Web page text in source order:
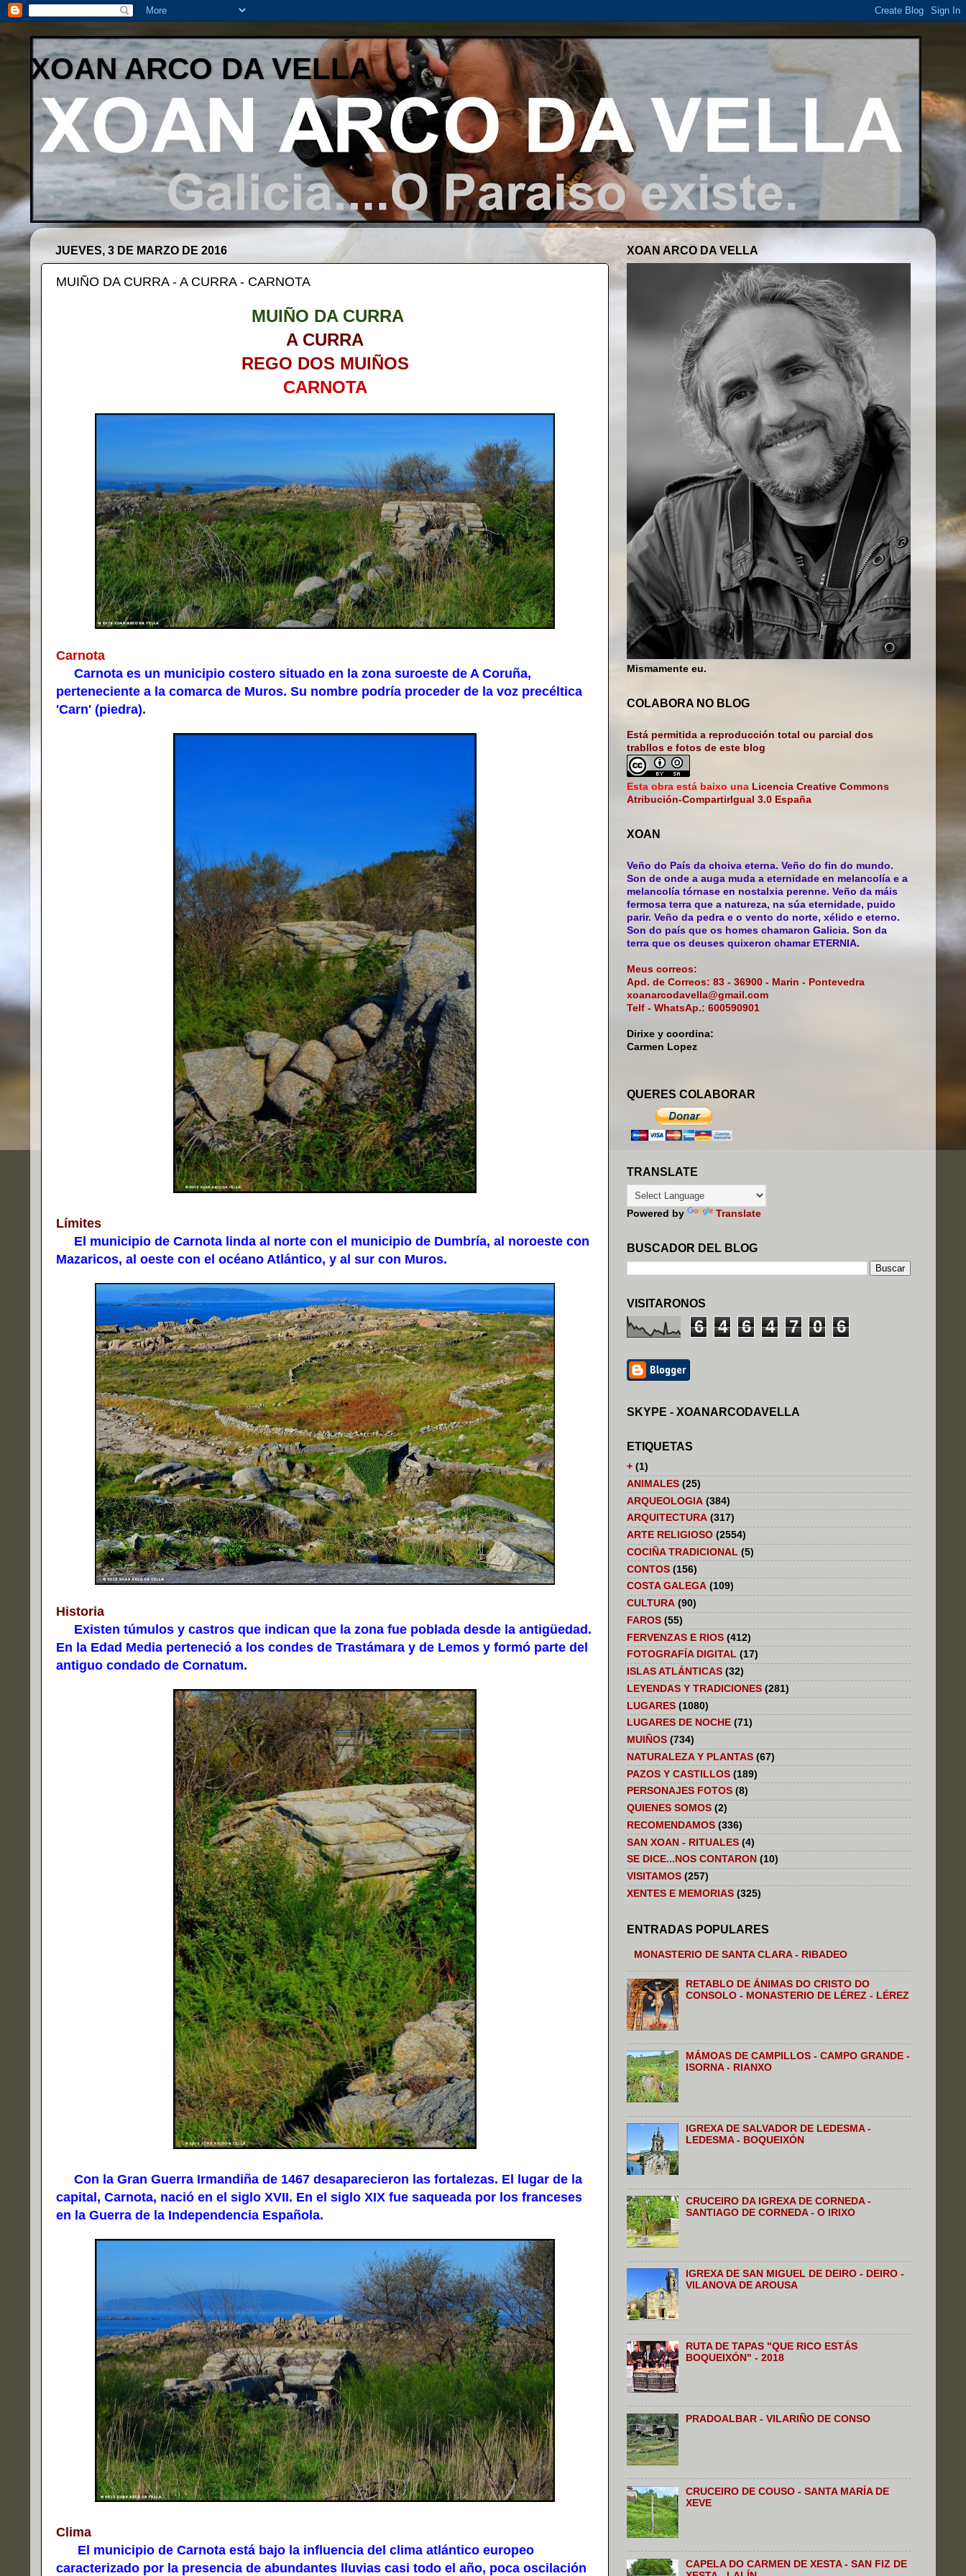
XOAN ARCO DA VELLA
JUEVES, 3 DE MARZO DE 2016
MUIÑO DA CURRA - A CURRA - CARNOTA
MUIÑO DA CURRA
A CURRA
REGO DOS MUIÑOS
CARNOTA
Carnota
Carnota es un municipio costero situado en la zona suroeste de A Coruña,
perteneciente a la comarca de Muros. Su nombre podría proceder de la voz precéltica
'Carn' (piedra).
Límites
El municipio de Carnota linda al norte con el municipio de Dumbría, al noroeste con
Mazaricos, al oeste con el océano Atlántico, y al sur con Muros.
Historia
Existen túmulos y castros que indican que la zona fue poblada desde la antigüedad.
En la Edad Media perteneció a los condes de Trastámara y de Lemos y formó parte del
antiguo condado de Cornatum.
Con la Gran Guerra Irmandiña de 1467 desaparecieron las fortalezas. El lugar de la
capital, Carnota, nació en el siglo XVII. En el siglo XIX fue saqueada por los franceses
en la Guerra de la Independencia Española.
Clima
El municipio de Carnota está bajo la influencia del clima atlántico europeo
caracterizado por la presencia de abundantes lluvias casi todo el año, poca oscilación
XOAN ARCO DA VELLA
Mismamente eu.
COLABORA NO BLOG
Está permitida a reproducción total ou parcial dos
trabllos e fotos de este blog
Esta obra está baixo una Licencia Creative Commons
Atribución-CompartirIgual 3.0 España
XOAN
Veño do País da choiva eterna. Veño do fin do mundo.
Son de onde a auga muda a eternidade en melancolía e a
melancolía tórnase en nostalxia perenne. Veño da máis
fermosa terra que a natureza, na súa eternidade, puido
parir. Veño da pedra e o vento do norte, xélido e eterno.
Son do país que os homes chamaron Galicia. Son da
terra que os deuses quixeron chamar ETERNIA.
Meus correos:
Apd. de Correos: 83 - 36900 - Marin - Pontevedra
xoanarcodavella@gmail.com
Telf - WhatsAp.: 600590901
Dirixe y coordina:
Carmen Lopez
QUERES COLABORAR
TRANSLATE
Powered by Translate
BUSCADOR DEL BLOG
VISITARONOS
6 4 6 4 7 0 6
SKYPE - XOANARCODAVELLA
ETIQUETAS
+ (1)
ANIMALES (25)
ARQUEOLOGIA (384)
ARQUITECTURA (317)
ARTE RELIGIOSO (2554)
COCIÑA TRADICIONAL (5)
CONTOS (156)
COSTA GALEGA (109)
CULTURA (90)
FAROS (55)
FERVENZAS E RIOS (412)
FOTOGRAFÍA DIGITAL (17)
ISLAS ATLÁNTICAS (32)
LEYENDAS Y TRADICIONES (281)
LUGARES (1080)
LUGARES DE NOCHE (71)
MUIÑOS (734)
NATURALEZA Y PLANTAS (67)
PAZOS Y CASTILLOS (189)
PERSONAJES FOTOS (8)
QUIENES SOMOS (2)
RECOMENDAMOS (336)
SAN XOAN - RITUALES (4)
SE DICE...NOS CONTARON (10)
VISITAMOS (257)
XENTES E MEMORIAS (325)
ENTRADAS POPULARES
MONASTERIO DE SANTA CLARA - RIBADEO
RETABLO DE ÁNIMAS DO CRISTO DO
CONSOLO - MONASTERIO DE LÉREZ - LÉREZ
MÁMOAS DE CAMPILLOS - CAMPO GRANDE -
ISORNA - RIANXO
IGREXA DE SALVADOR DE LEDESMA -
LEDESMA - BOQUEIXÓN
CRUCEIRO DA IGREXA DE CORNEDA -
SANTIAGO DE CORNEDA - O IRIXO
IGREXA DE SAN MIGUEL DE DEIRO - DEIRO -
VILANOVA DE AROUSA
RUTA DE TAPAS "QUE RICO ESTÁS
BOQUEIXÓN" - 2018
PRADOALBAR - VILARIÑO DE CONSO
CRUCEIRO DE COUSO - SANTA MARÍA DE
XEVE
CAPELA DO CARMEN DE XESTA - SAN FIZ DE